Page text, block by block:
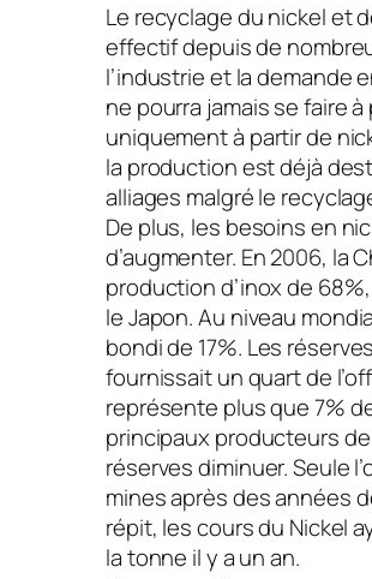
Le recyclage du nickel et
effectif depuis de
l’industrie et la demande
ne pourra jamais se faire à
uniquement à partir de
la production est déjà
alliages malgré le
De plus, les besoins en
d’augmenter. En 2006, la
production d’inox de
le Japon. Au niveau
bondi de 17%. Les
fournissait un quart de
représente plus que 7%
principaux producteurs
réserves diminuer. Seule
mines après des années
répit, les cours du Nickel
la tonne il y a un an.